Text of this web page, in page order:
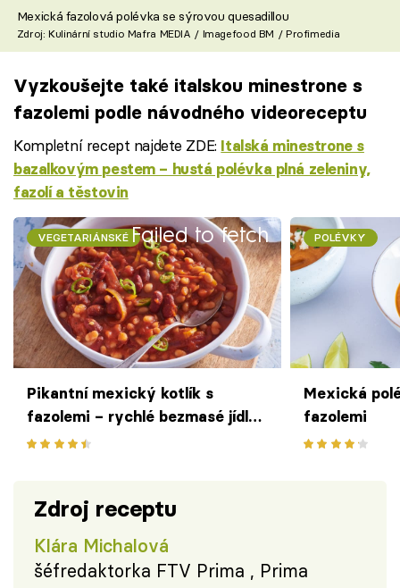
Mexická fazolová polévka se sýrovou quesadillou
Zdroj: Kulinární studio Mafra MEDIA / Imagefood BM / Profimedia
Vyzkoušejte také italskou minestrone s
fazolemi podle návodného videoreceptu
Kompletní recept najdete ZDE: Italská minestrone s
bazalkovým pestem – hustá polévka plná zeleniny,
fazolí a těstovin
Failed to fetch
VEGETARIÁNSKÉ
Pikantní mexický kotlík s
fazolemi – rychlé bezmasé jídlo
plné bílkovin podávejte s rýží
POLÉVKY
Mexická
fazolemi
Zdroj receptu
Klára Michalová
šéfredaktorka FTV Prima , Prima